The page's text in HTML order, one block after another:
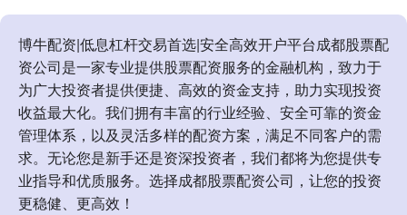
博牛配资|低息杠杆交易首选|安全高效开户平台成都股票配
资公司是一家专业提供股票配资服务的金融机构，致力于
为广大投资者提供便捷、高效的资金支持，助力实现投资
收益最大化。我们拥有丰富的行业经验、安全可靠的资金
管理体系，以及灵活多样的配资方案，满足不同客户的需
求。无论您是新手还是资深投资者，我们都将为您提供专
业指导和优质服务。选择成都股票配资公司，让您的投资
更稳健、更高效！